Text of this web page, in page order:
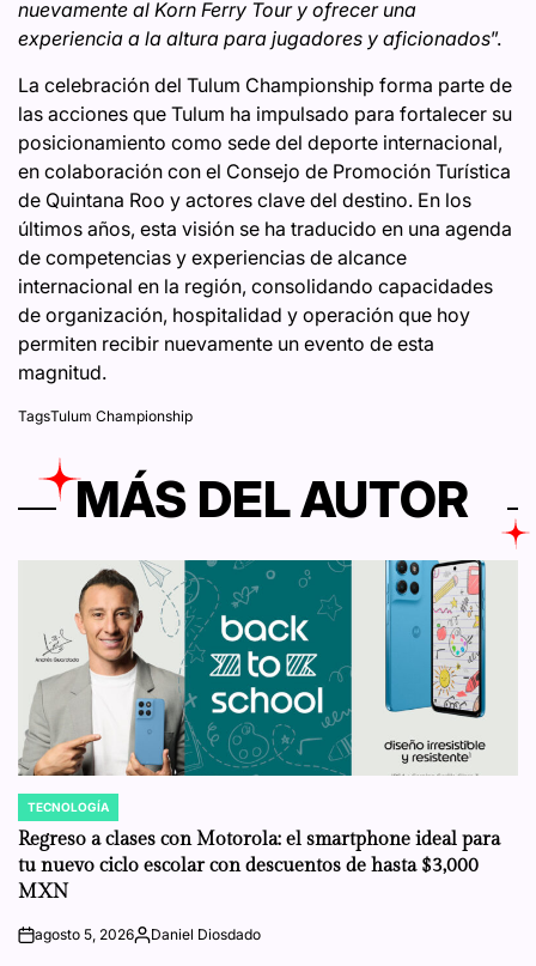
nuevamente al Korn Ferry Tour y ofrecer una
experiencia a la altura para jugadores y aficionados”.
La celebración del Tulum Championship forma parte de
las acciones que Tulum ha impulsado para fortalecer su
posicionamiento como sede del deporte internacional,
en colaboración con el Consejo de Promoción Turística
de Quintana Roo y actores clave del destino. En los
últimos años, esta visión se ha traducido en una agenda
de competencias y experiencias de alcance
internacional en la región, consolidando capacidades
de organización, hospitalidad y operación que hoy
permiten recibir nuevamente un evento de esta
magnitud.
TagsTulum Championship
MÁS DEL AUTOR
POSTED
IN
TECNOLOGÍA
Regreso a clases con Motorola: el smartphone ideal para
tu nuevo ciclo escolar con descuentos de hasta $3,000
MXN
onagosto 5, 2026Posted
Daniel Diosdado